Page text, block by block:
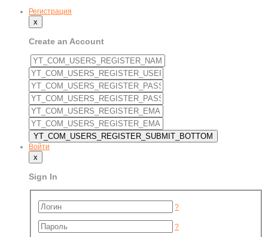
Регистрация
x
Create an Account
Войти
x
Sign In
?
?